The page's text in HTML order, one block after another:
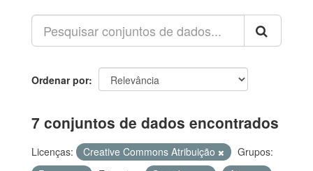
Ordenar por
7 conjuntos de dados encontrados
Licenças: Creative Commons Atribuição
Grupos: